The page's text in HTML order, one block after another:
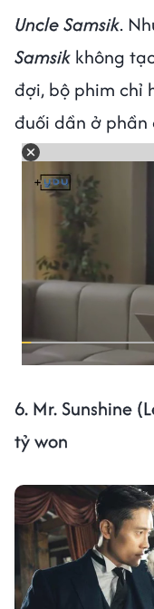
Uncle Samsik.
Samsik không
đợi, bộ phim chỉ
đuối dần ở phần
6. Mr. Sunshine
tỷ won